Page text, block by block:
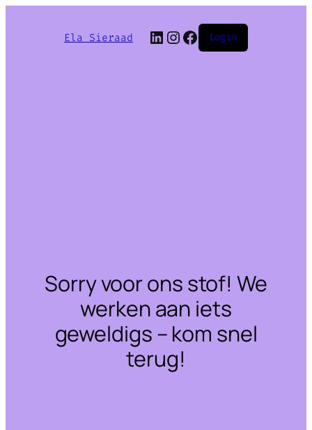
Ela Sieraad LinkedIn
Instagram
Facebook
Login
Sorry voor ons stof! We
werken aan iets
geweldigs – kom snel
terug!